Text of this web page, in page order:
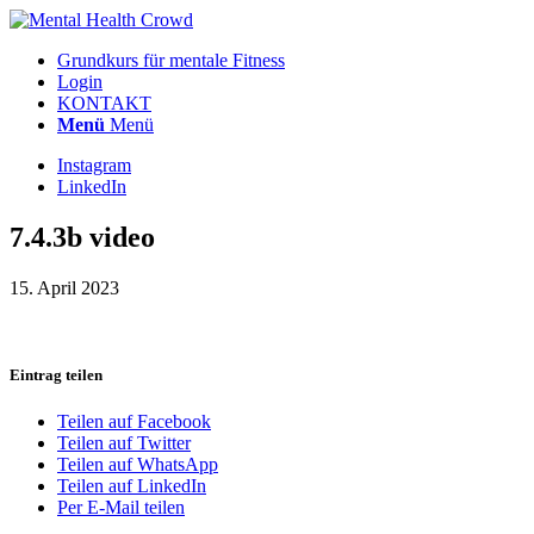
Grundkurs für mentale Fitness
Login
KONTAKT
Menü Menü
Instagram
LinkedIn
7.4.3b video
15. April 2023
Eintrag teilen
Teilen auf Facebook
Teilen auf Twitter
Teilen auf WhatsApp
Teilen auf LinkedIn
Per E-Mail teilen